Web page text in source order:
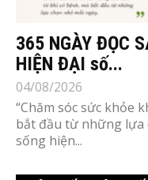
365 NGÀY ĐỌC
HIỆN ĐẠI số...
04/08/2026
“Chăm sóc sức khỏe
bắt đầu từ những lựa
sống hiện...